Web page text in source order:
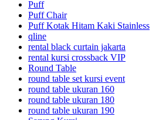
Puff
Puff Chair
Puff Kotak Hitam Kaki Stainless
qline
rental black curtain jakarta
rental kursi crossback VIP
Round Table
round table set kursi event
round table ukuran 160
round table ukuran 180
round table ukuran 190